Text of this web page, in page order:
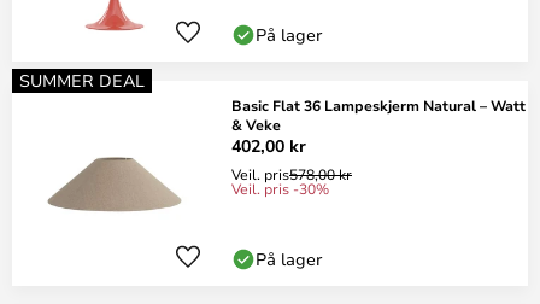
På lager
SUMMER DEAL
Basic Flat 36 Lampeskjerm Natural – Watt
& Veke
402,00 kr
Veil. pris578,00 kr
Veil. pris -30%
På lager